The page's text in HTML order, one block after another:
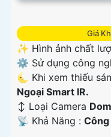
Giá
✨ Hình ảnh chất
⚙ Sử dụng công
🌜 Khi xem thiếu
Ngoại Smart IR.
↕️ Loại Camera
️📡 Khả Năng : Công